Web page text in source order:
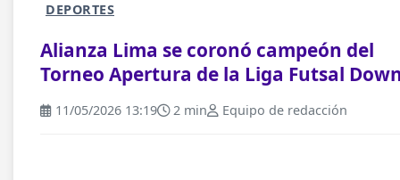
DEPORTES
Alianza Lima se coronó campeón del
Torneo Apertura de la Liga Futsal
11/05/2026 13:19 2 min Equipo de redacción